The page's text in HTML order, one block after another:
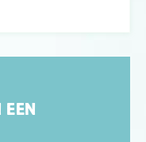
EEN